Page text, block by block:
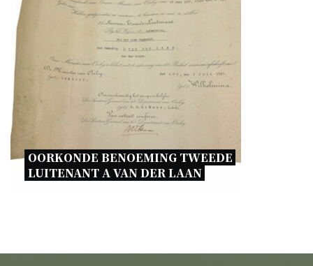
OORKONDE BENOEMING TWEEDE
LUITENANT A VAN DER LAAN